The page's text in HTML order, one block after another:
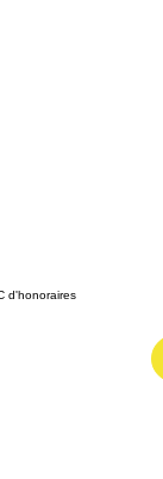
d'honoraires